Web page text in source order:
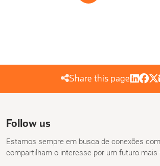
Share this page
Follow us
Estamos sempre em busca de conexões
compartilham o interesse por um futuro mais